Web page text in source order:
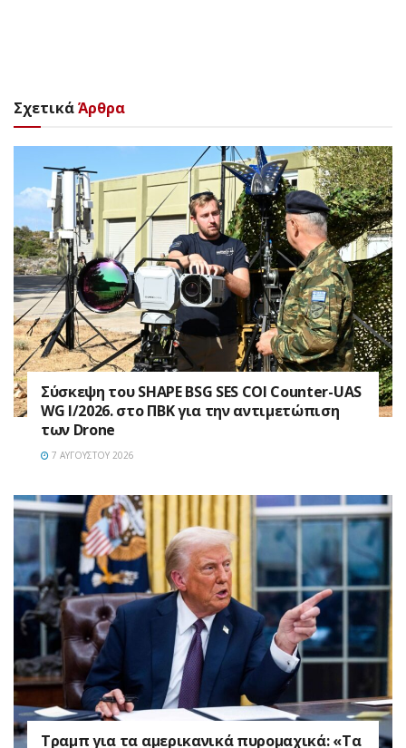
ΣχετικάΆρθρα
Σύσκεψη του SHAPE BSG SES COI Counter-UAS
WG I/2026. στο ΠΒΚ για την αντιμετώπιση
των Drone
7 ΑΥΓΟΎΣΤΟΥ 2026
Τραμπ για τα αμερικανικά πυρομαχικά: «Τα